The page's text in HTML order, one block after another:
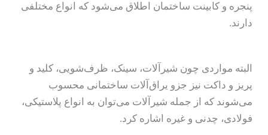
پنجره و کابینت ساختمان اطلاق می‌شود که انواع مختلفی
دارند.
البته مواردی چون شیرآلات، سینک، ظرف‌شویی، کلید و
پریز و داکت نیز جزو یراق‌آلات ساختمانی محسوب
می‌شوند که از جمله شیرآلات می‌توان به انواع پلاستیکی،
فولادی، چدنی و غیره اشاره کرد.